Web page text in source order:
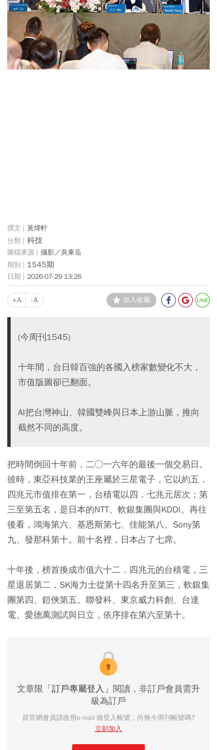
黃煒軒
科技
攝影／吳東岳
1545期
2026-07-29 13:26
+A -A 加入收藏
(今周刊1545)
十年間，台日韓百強的各國入榜家數變化不大，
市值版圖卻已翻面。
AI把台灣神山、韓國雙峰與日本上游山脈，推向
截然不同的高度。
把時間倒回十年前，二○一六年的最後一個交易日。
彼時，東亞科技業的王座屬於三星電子，它以約五．
四兆元市值排在第一，台積電以四．七兆元居次；第
三至第五名，是日本的NTT、軟銀集團與KDDI。再往
後看，鴻海第六、基恩斯第七、佳能第八、Sony第
九、發那科第十。前十名裡，日本占了七席。
十年後，榜首換成市值六十二．四兆元的台積電，三
星退居第二，SK海力士從第十四名升至第三，軟銀集
團第四、鎧俠第五。聯發科、東京威力科創、台達
電、愛德萬測試與日立，依序排在第六至第十。
文章限 「訂戶專屬登入」 閱讀，非訂戶會員需升
級為訂戶
原官網會員請改用e-mail 做登入帳號，尚無今周刊帳號嗎?
立刻加入